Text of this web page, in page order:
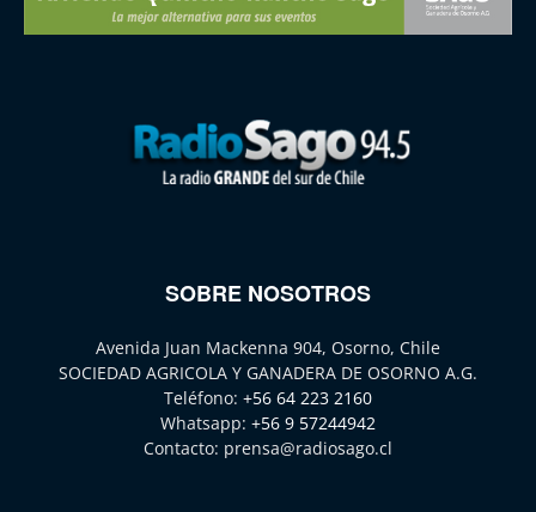
SOBRE NOSOTROS
Avenida Juan Mackenna 904, Osorno, Chile
SOCIEDAD AGRICOLA Y GANADERA DE OSORNO A.G.
Teléfono: +56 64 223 2160
Whatsapp: +56 9 57244942
Contacto: prensa@radiosago.cl